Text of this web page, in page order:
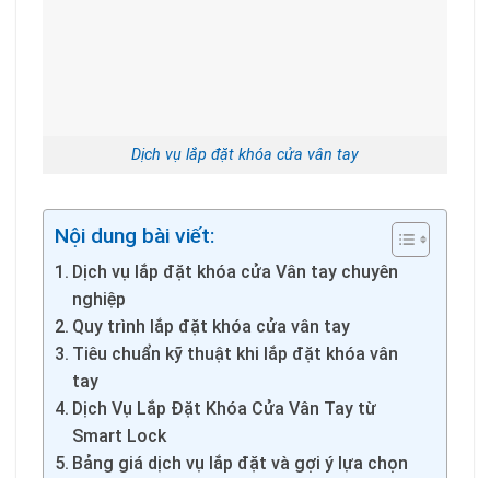
Dịch vụ lắp đặt khóa cửa vân tay
Nội dung bài viết:
Dịch vụ lắp đặt khóa cửa Vân tay chuyên
nghiệp
Quy trình lắp đặt khóa cửa vân tay
Tiêu chuẩn kỹ thuật khi lắp đặt khóa vân
tay
Dịch Vụ Lắp Đặt Khóa Cửa Vân Tay từ
Smart Lock
Bảng giá dịch vụ lắp đặt và gợi ý lựa chọn